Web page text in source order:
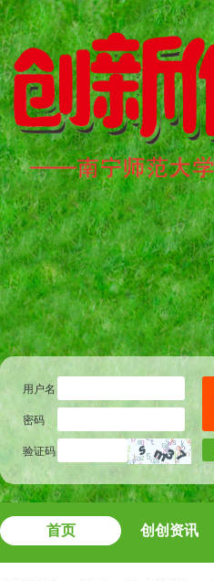
用户名
密码
验证码
首页 创创资讯